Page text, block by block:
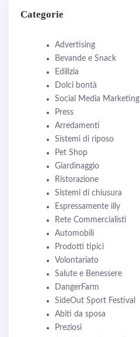
Categorie
Advertising
Bevande e Snack
Edilizia
Dolci bontà
Social Media Marketing
Press
Arredamenti
Sistemi di riposo
Pet Shop
Giardinaggio
Ristorazione
Sistemi di chiusura
Espressamente illy
Rete Commercialisti
Automobili
Prodotti tipici
Volontariato
Salute e Benessere
DangerFarm
SideOut Sport Festival
Abiti da sposa
Preziosi